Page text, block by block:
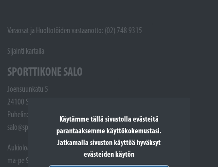
Käytämme tällä sivustolla evästeitä
parantaaksemme käyttökokemustasi.
Jatkamalla sivuston käyttöä hyväksyt
evästeiden käytön
Varaosat ja Huoltotöiden vastaanotto: (02) 748 9315
Sijainti kartalla
SPORTTIKONE SALO
Joensuunkatu 5
24100 Salo
Puhelin: (02) 721 1400
salo@sporttikone.fi
Aukioloajat
ma-pe 9.00 - 17.00